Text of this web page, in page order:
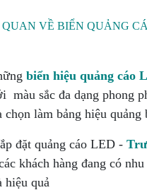
QUAN VỀ BIỂN QUẢNG
biển hiệu quảng cáo
màu sắc đa dạng phong
làm bảng hiệu quảng
đặt quảng cáo LED -
khách hàng đang có
hiệu quả